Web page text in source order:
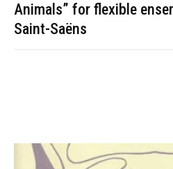
Animals” for flexible
Saint-Saëns